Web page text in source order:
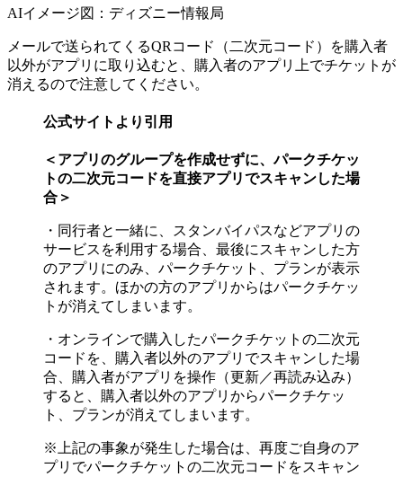
AIイメージ図：ディズニー情報局
メールで送られてくるQRコード（二次元コード）を購入者
以外がアプリに取り込むと、購入者のアプリ上でチケットが
消えるので注意してください。
公式サイトより引用
＜アプリのグループを作成せずに、パークチケッ
トの二次元コードを直接アプリでスキャンした場
合＞
・同行者と一緒に、スタンバイパスなどアプリの
サービスを利用する場合、最後にスキャンした方
のアプリにのみ、パークチケット、プランが表示
されます。ほかの方のアプリからはパークチケッ
トが消えてしまいます。
・オンラインで購入したパークチケットの二次元
コードを、購入者以外のアプリでスキャンした場
合、購入者がアプリを操作（更新／再読み込み）
すると、購入者以外のアプリからパークチケッ
ト、プランが消えてしまいます。
※上記の事象が発生した場合は、再度ご自身のア
プリでパークチケットの二次元コードをスキャン